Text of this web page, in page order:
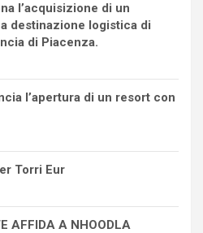
l’acquisizione di un
destinazione logistica di
di Piacenza.
l’apertura di un resort con
Torri Eur
AFFIDA A NHOODLA